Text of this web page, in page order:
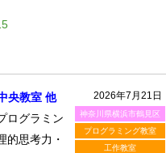
2026年7月21日
神奈川県横浜市鶴見区
プログラミング教室
工作教室
央教室 他
ログラミン
的思考力・